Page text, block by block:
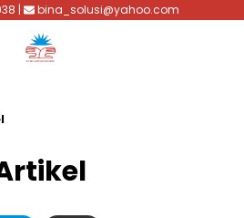
| bina_solusi@yahoo.com